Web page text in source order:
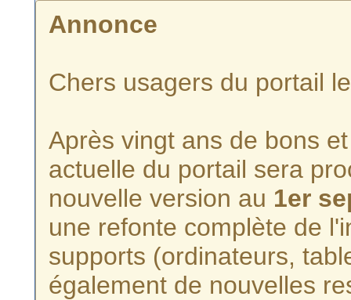
Annonce
Chers usagers du portail
Après vingt ans de bons
actuelle du portail sera
nouvelle version au 1er
une refonte complète de
supports (ordinateurs,
également de nouvelles